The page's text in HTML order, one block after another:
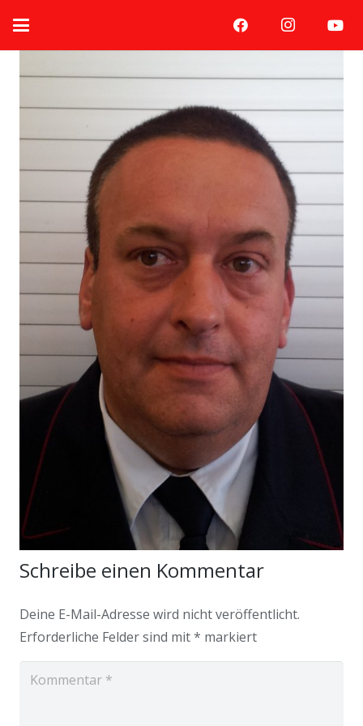
Schreibe einen Kommentar
Deine E-Mail-Adresse wird nicht veröffentlicht.
Erforderliche Felder sind mit* markiert